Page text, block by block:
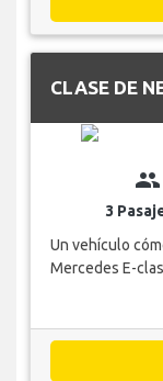
CLASE DE
group
3
Un vehículo
Mercedes E-